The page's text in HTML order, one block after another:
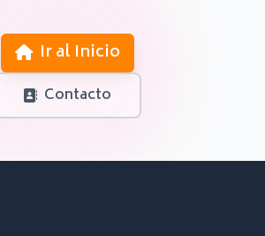
Ir al Inicio
Contacto